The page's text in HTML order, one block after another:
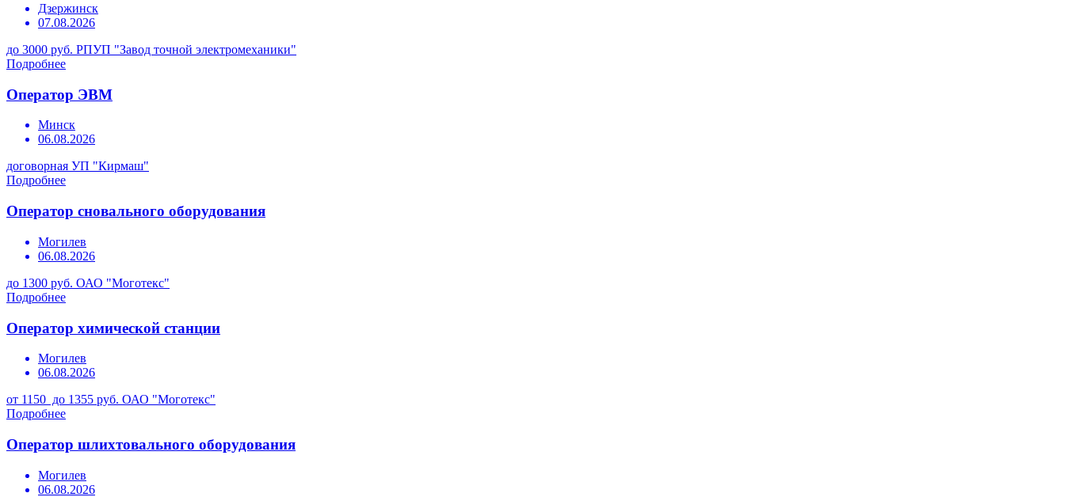
Дзержинск
07.08.2026
до 3000 руб. РПУП "Завод точной электромеханики"
Подробнее
Оператор ЭВМ
Минск
06.08.2026
договорная УП "Кирмаш"
Подробнее
Оператор сновального оборудования
Могилев
06.08.2026
до 1300 руб. ОАО "Моготекс"
Подробнее
Оператор химической станции
Могилев
06.08.2026
от 1150 до 1355 руб. ОАО "Моготекс"
Подробнее
Оператор шлихтовального оборудования
Могилев
06.08.2026